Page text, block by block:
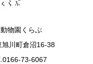
物園くらぶ
川町倉沼16-38
73-6067